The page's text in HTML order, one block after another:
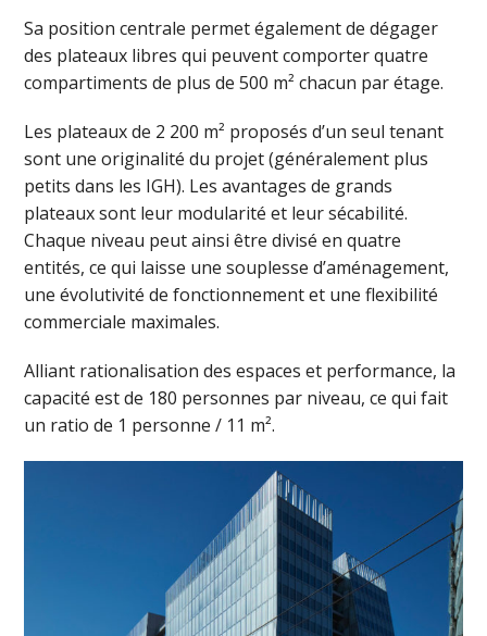
Sa position centrale permet également de dégager
des plateaux libres qui peuvent comporter quatre
compartiments de plus de 500 m² chacun par étage.
Les plateaux de 2 200 m² proposés d’un seul tenant
sont une originalité du projet (généralement plus
petits dans les IGH). Les avantages de grands
plateaux sont leur modularité et leur sécabilité.
Chaque niveau peut ainsi être divisé en quatre
entités, ce qui laisse une souplesse d’aménagement,
une évolutivité de fonctionnement et une flexibilité
commerciale maximales.
Alliant rationalisation des espaces et performance, la
capacité est de 180 personnes par niveau, ce qui fait
un ratio de 1 personne / 11 m².